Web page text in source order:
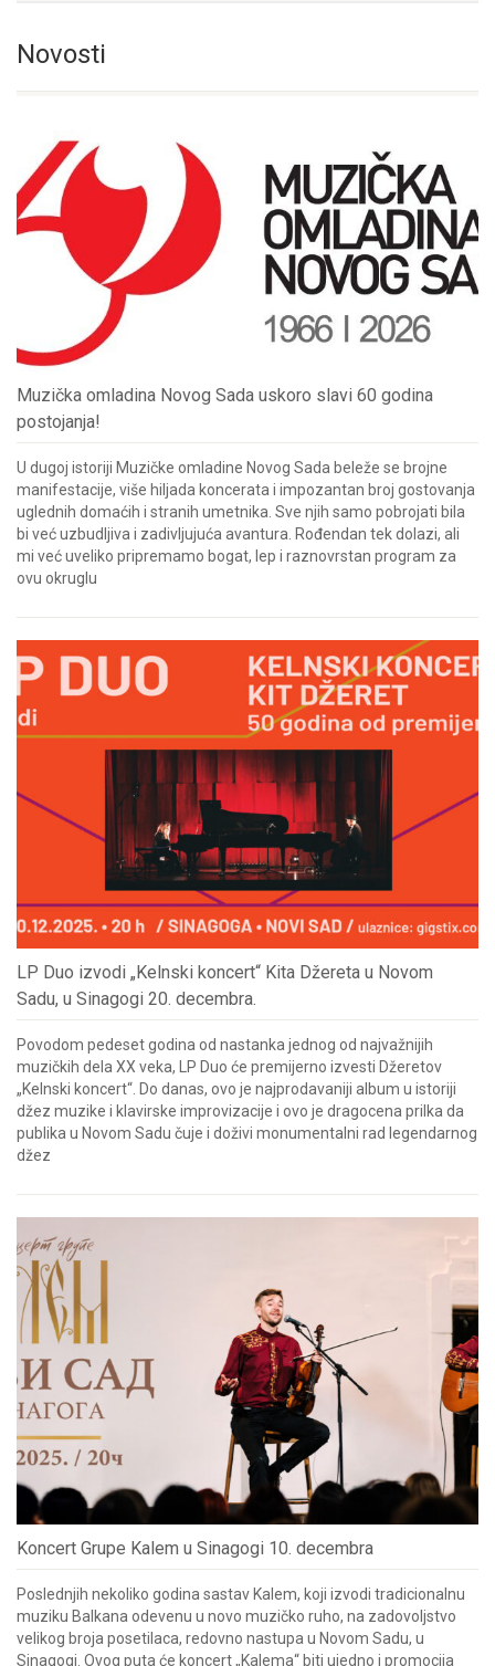
Novosti
Muzička omladina Novog Sada uskoro slavi 60 godina
postojanja!
U dugoj istoriji Muzičke omladine Novog Sada beleže se brojne
manifestacije, više hiljada koncerata i impozantan broj gostovanja
uglednih domaćih i stranih umetnika. Sve njih samo pobrojati bila
bi već uzbudljiva i zadivljujuća avantura. Rođendan tek dolazi, ali
mi već uveliko pripremamo bogat, lep i raznovrstan program za
ovu okruglu
LP Duo izvodi „Kelnski koncert“ Kita Džereta u Novom
Sadu, u Sinagogi 20. decembra.
Povodom pedeset godina od nastanka jednog od najvažnijih
muzičkih dela XX veka, LP Duo će premijerno izvesti Džeretov
„Kelnski koncert“. Do danas, ovo je najprodavaniji album u istoriji
džez muzike i klavirske improvizacije i ovo je dragocena prilka da
publika u Novom Sadu čuje i doživi monumentalni rad legendarnog
džez
Koncert Grupe Kalem u Sinagogi 10. decembra
Poslednjih nekoliko godina sastav Kalem, koji izvodi tradicionalnu
muziku Balkana odevenu u novo muzičko ruho, na zadovoljstvo
velikog broja posetilaca, redovno nastupa u Novom Sadu, u
Sinagogi. Ovog puta će koncert „Kalema“ biti ujedno i promocija